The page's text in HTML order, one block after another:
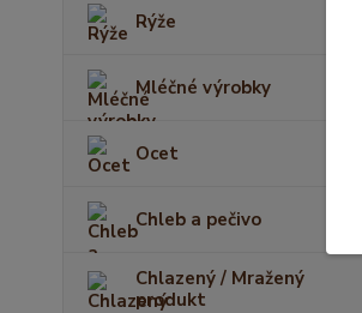
Rýže
Mléčné výrobky
Ocet
Chleb a pečivo
Chlazený / Mražený
produkt